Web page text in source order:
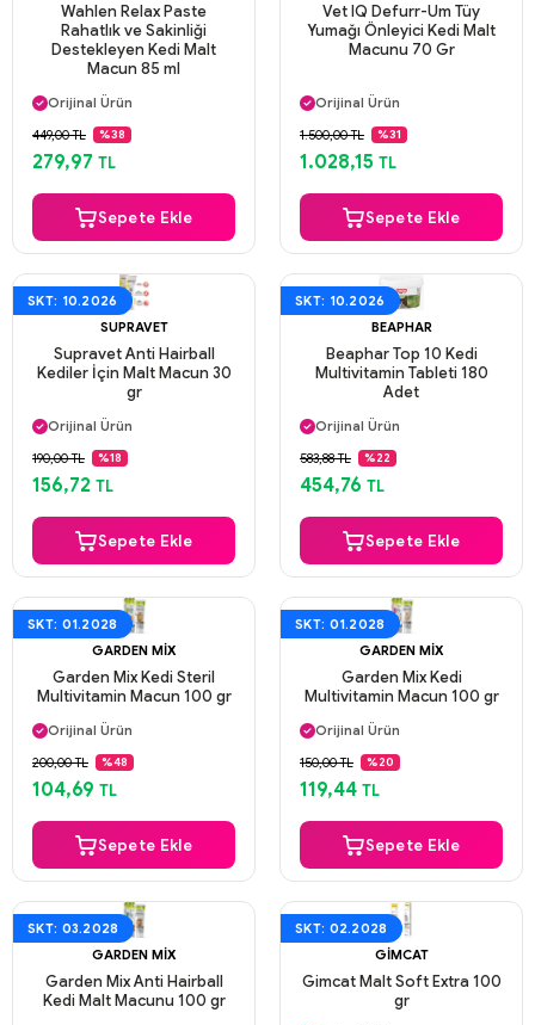
Wahlen Relax Paste
Rahatlık ve Sakinliği
Destekleyen Kedi Malt
Macun 85 ml
Aynı Gün Kargo
Orijinal Ürün
Güvenli Ödeme
Aynı Gün Kargo
449,00 TL %38
279,97 TL
Sepete Ekle
Vet IQ Defurr-Um Tüy
Yumağı Önleyici Kedi Malt
Macunu 70 Gr
Orijinal Ürün
Güvenli Ödeme
Aynı Gün Kargo
1.500,00 TL %31
1.028,15 TL
Sepete Ekle
SKT: 10.2026
SUPRAVET
Supravet Anti Hairball
Kediler İçin Malt Macun 30
gr
Aynı Gün Kargo
Orijinal Ürün
Güvenli Ödeme
Aynı Gün Kargo
190,00 TL %18
156,72 TL
Sepete Ekle
SKT: 10.2026
BEAPHAR
Beaphar Top 10 Kedi
Multivitamin Tableti 180
Adet
Aynı Gün Kargo
Orijinal Ürün
Güvenli Ödeme
Aynı Gün Kargo
583,88 TL %22
454,76 TL
Sepete Ekle
SKT: 01.2028
GARDEN MIX
Garden Mix Kedi Steril
Multivitamin Macun 100 gr
Aynı Gün Kargo
Orijinal Ürün
Güvenli Ödeme
Aynı Gün Kargo
200,00 TL %48
104,69 TL
Sepete Ekle
SKT: 01.2028
GARDEN MIX
Garden Mix Kedi
Multivitamin Macun 100 gr
Aynı Gün Kargo
Orijinal Ürün
Güvenli Ödeme
Aynı Gün Kargo
150,00 TL %20
119,44 TL
Sepete Ekle
SKT: 03.2028
GARDEN MIX
Garden Mix Anti Hairball
Kedi Malt Macunu 100 gr
SKT: 02.2028
GIMCAT
Gimcat Malt Soft Extra 100
gr
Aynı Gün Kargo